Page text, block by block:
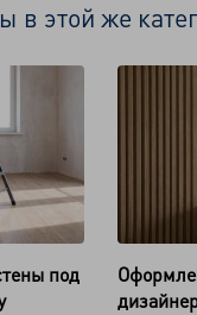
в этой же
под